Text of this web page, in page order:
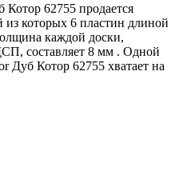
62755 продается
из которых 6 пластин длиной
каждой доски,
составляет 8 мм . Одной
Дуб Котор 62755 хватает на